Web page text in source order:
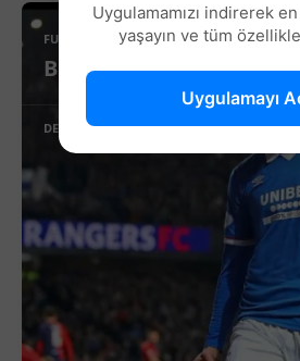
FUTBOL
Beşiktaş’ta Sağ Kanat
DEVAMINI OKU
Uygulamamızı indirerek
yaşayın ve tüm
Uygulamayı